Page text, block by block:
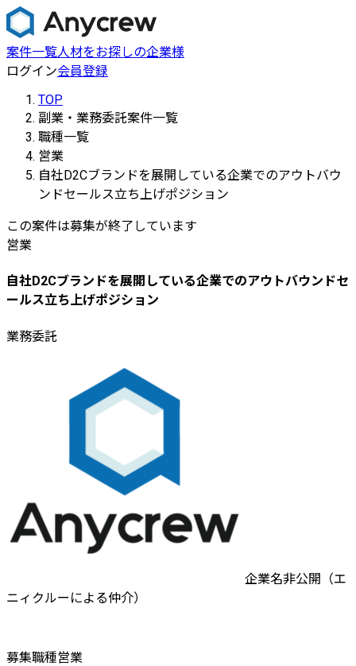
案件一覧人材をお探しの企業様
ログイン会員登録
TOP
副業・業務委託案件一覧
職種一覧
営業
自社D2Cブランドを展開している企業でのアウトバウ
ンドセールス立ち上げポジション
この案件は募集が終了しています
営業
自社D2Cブランドを展開している企業でのアウトバウンドセ
ールス立ち上げポジション
業務委託
企業名非公開（エ
ニィクルーによる仲介）
募集職種営業